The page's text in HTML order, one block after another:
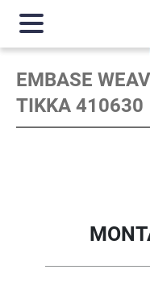
EMBASE
TIKKA 410630